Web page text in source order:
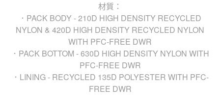
材質：
．PACK BODY - 210D HIGH DENSITY RECYCLED
NYLON & 420D HIGH DENSITY RECYCLED NYLON
WITH PFC-FREE DWR
．PACK BOTTOM - 630D HIGH DENSITY NYLON WITH
PFC-FREE DWR
．LINING - RECYCLED 135D POLYESTER WITH PFC-
FREE DWR